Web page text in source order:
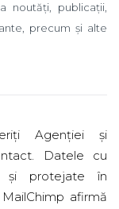
noutăți, publicații,
precum și alte
Agenției și
Datele cu
și protejate în
afirmă